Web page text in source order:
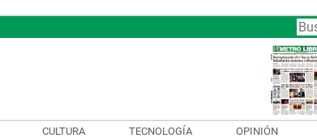
CULTURA TECNOLOGÍA OPINIÓN